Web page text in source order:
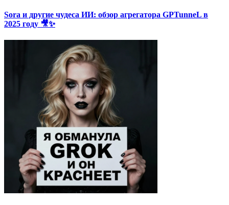
Sora и другие чудеса ИИ: обзор агрегатора GPTunneL в
2025 году 🎥✨